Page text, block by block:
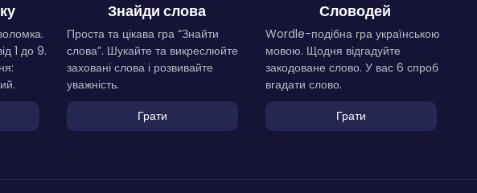
1 до 9.
Знайди слова
Проста та цікава гра “Знайти
слова”. Шукайте та викреслюйте
заховані слова і розвивайте
уважність.
Грати
Словодей
Wordle-подібна гра українською
мовою. Щодня відгадуйте
закодоване слово. У вас 6 спроб
вгадати слово.
Грати